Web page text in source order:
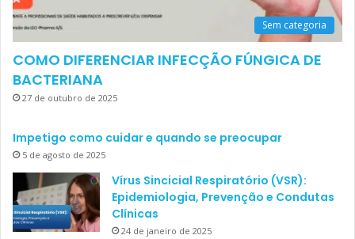
Sem categoria
COMO DIFERENCIAR INFECÇÃO FÚNGICA DE
BACTERIANA
27 de outubro de 2025
Impetigo como cuidar e quando se preocupar
5 de agosto de 2025
Vírus Sincicial Respiratório (VSR):
Epidemiologia, Prevenção e Condutas
Clínicas
24 de janeiro de 2025